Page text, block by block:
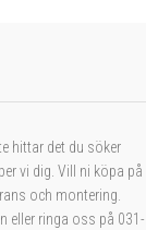
hittar det du söker
vi dig. Vill ni köpa på
och montering.
eller ringa oss på 031-